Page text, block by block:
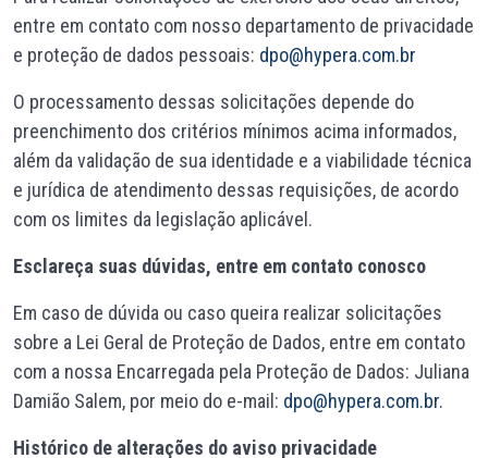
entre em contato com nosso departamento de privacidade
e proteção de dados pessoais: dpo@hypera.com.br
O processamento dessas solicitações depende do
preenchimento dos critérios mínimos acima informados,
além da validação de sua identidade e a viabilidade técnica
e jurídica de atendimento dessas requisições, de acordo
com os limites da legislação aplicável.
Esclareça suas dúvidas, entre em contato conosco
Em caso de dúvida ou caso queira realizar solicitações
sobre a Lei Geral de Proteção de Dados, entre em contato
com a nossa Encarregada pela Proteção de Dados: Juliana
Damião Salem, por meio do e-mail: dpo@hypera.com.br.
Histórico de alterações do aviso privacidade